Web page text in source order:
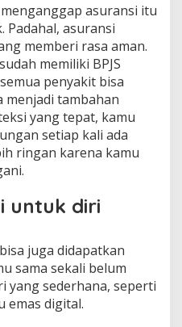
asuransi itu
Padahal, asuransi
memberi rasa aman.
memiliki BPJS
penyakit bisa
menjadi tambahan
yang tepat, kamu
setiap kali ada
ringan karena kamu
untuk diri
juga didapatkan
sama sekali belum
yang sederhana, seperti
emas digital.